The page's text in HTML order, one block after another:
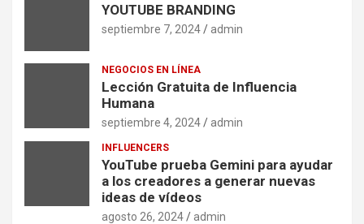
YOUTUBE BRANDING
septiembre 7, 2024 admin
NEGOCIOS EN LÍNEA
Lección Gratuita de Influencia
Humana
septiembre 4, 2024 admin
INFLUENCERS
YouTube prueba Gemini para ayudar
a los creadores a generar nuevas
ideas de vídeos
agosto 26, 2024 admin